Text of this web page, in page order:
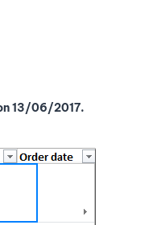
13/06/2017.